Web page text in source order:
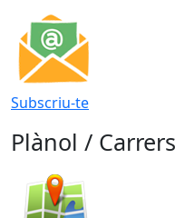
Subscriu-te
Plànol / Carrers